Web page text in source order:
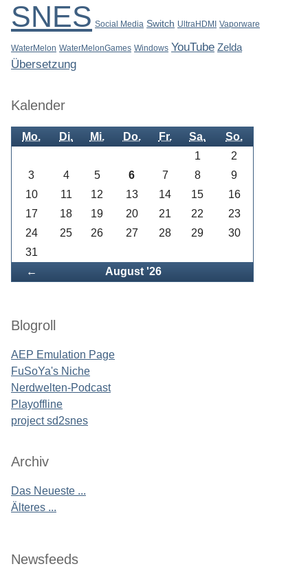
SNES Social Media Switch UltraHDMI Vaporware
WaterMelon WaterMelonGames Windows YouTube Zelda
Übersetzung
Kalender
Mo. Di. Mi. Do. Fr. Sa. So.
← August '26
1
2
3
4 5 6 7 8
9
10
11 12 13 14 15
16
17
18 19 20 21 22
23
24
25 26 27 28 29
30
31
Blogroll
AEP Emulation Page
FuSoYa's Niche
Nerdwelten-Podcast
Playoffline
project sd2snes
Archiv
Das Neueste ...
Älteres ...
Newsfeeds